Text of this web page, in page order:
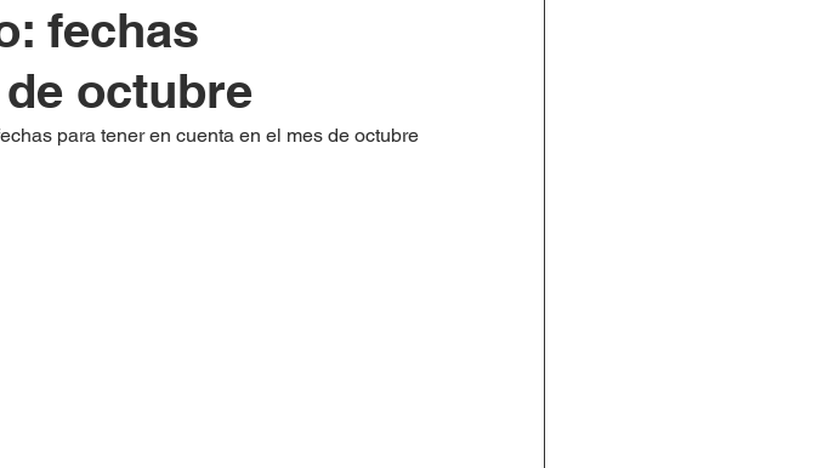
fechas
octubre
para tener en cuenta en el mes de octubre